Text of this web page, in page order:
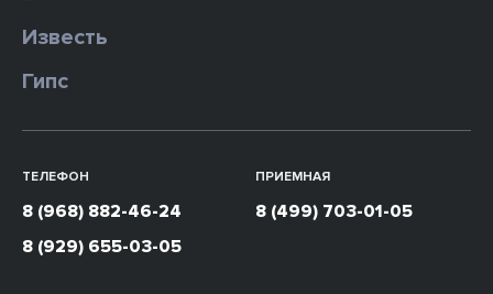
Известь
Гипс
ТЕЛЕФОН
8 (968) 882-46-24
8 (929) 655-03-05
ПРИЕМНАЯ
8 (499) 703-01-05